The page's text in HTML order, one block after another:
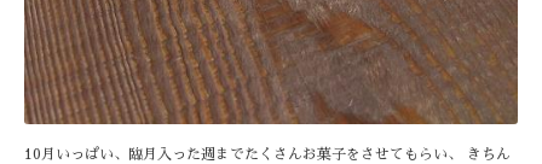
10月いっぱい、臨月入った週までたくさんお菓子をさせてもらい、 きちん